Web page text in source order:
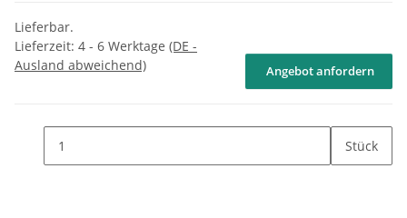
Lieferbar.
Lieferzeit: 4 - 6 Werktage (DE -
Ausland abweichend)
Angebot anfordern
Stück